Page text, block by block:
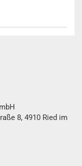
8, 4910 Ried im